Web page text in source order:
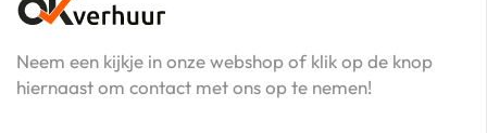
Neem een kijkje in onze webshop of klik op de knop
hiernaast om contact met ons op te nemen!